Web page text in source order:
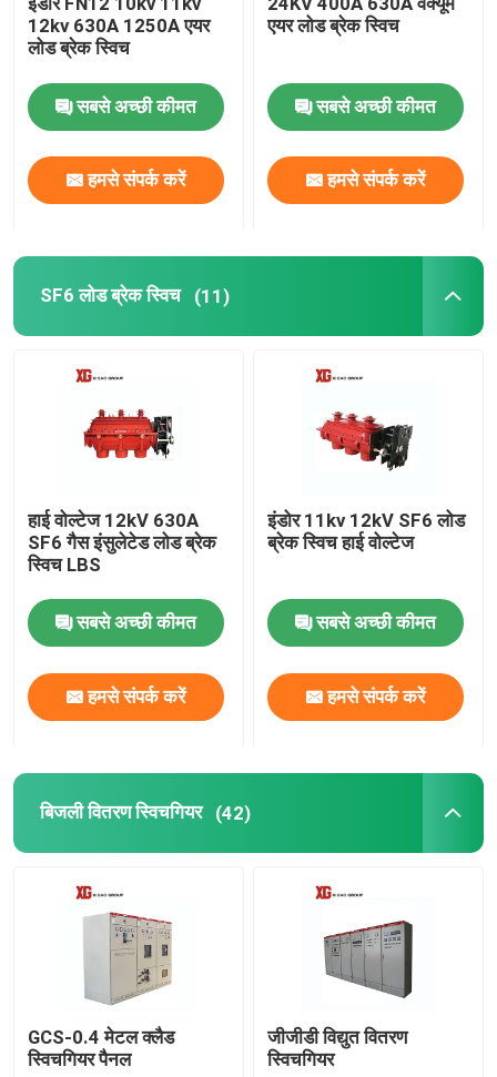
HRC फ्यूज
फ़्यूज़ को छोड़ दो
ऑयल टाइप पावर ट्रांसफार्मर
ड्राई टाइप पावर ट्रांसफार्मर
कॉम्पैक्ट ट्रांसफार्मर सबस्टेशन
12kv 630A 1250A एयर
लोड ब्रेक स्विच
सबसे अच्छी कीमत
हमसे संपर्क करें
एयर लोड ब्रेक स्विच
सबसे अच्छी कीमत
हमसे संपर्क करें
SF6 लोड ब्रेक स्विच (11)
हाई वोल्टेज 12kV 630A
SF6 गैस इंसुलेटेड लोड ब्रेक
स्विच LBS
सबसे अच्छी कीमत
हमसे संपर्क करें
इंडोर 11kv 12kV SF6 लोड
ब्रेक स्विच हाई वोल्टेज
सबसे अच्छी कीमत
हमसे संपर्क करें
बिजली वितरण स्विचगियर (42)
GCS-0.4 मेटल क्लैड
स्विचगियर पैनल
जीजीडी विद्युत वितरण
स्विचगियर